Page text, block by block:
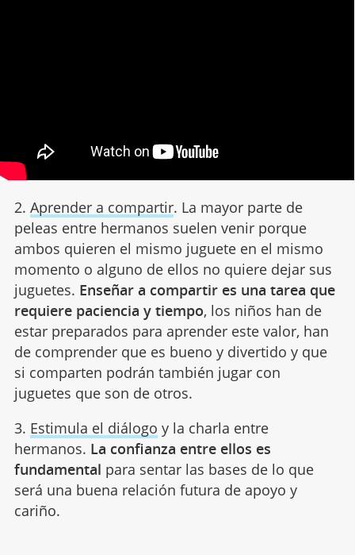
2. Aprender a compartir. La mayor parte de
peleas entre hermanos suelen venir porque
ambos quieren el mismo juguete en el mismo
momento o alguno de ellos no quiere dejar sus
juguetes. Enseñar a compartir es una tarea que
requiere paciencia y tiempo, los niños han de
estar preparados para aprender este valor, han
de comprender que es bueno y divertido y que
si comparten podrán también jugar con
juguetes que son de otros.
3. Estimula el diálogo y la charla entre
hermanos. La confianza entre ellos es
fundamental para sentar las bases de lo que
será una buena relación futura de apoyo y
cariño.